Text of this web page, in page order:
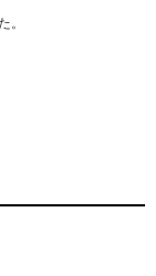
。